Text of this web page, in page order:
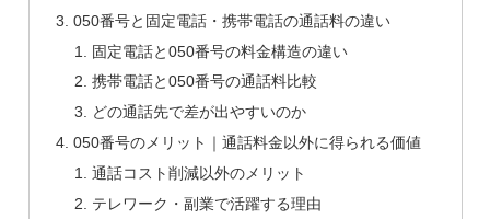
050番号と固定電話・携帯電話の通話料の違い
固定電話と050番号の料金構造の違い
携帯電話と050番号の通話料比較
どの通話先で差が出やすいのか
050番号のメリット｜通話料金以外に得られる価値
通話コスト削減以外のメリット
テレワーク・副業で活躍する理由